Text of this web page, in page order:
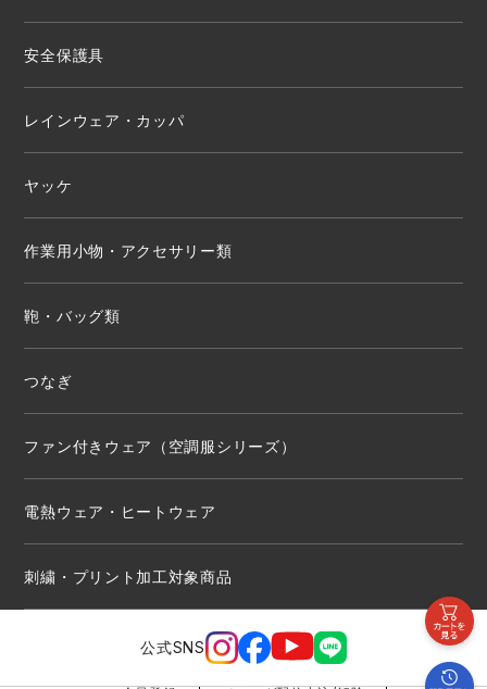
安全保護具
レインウェア・カッパ
ヤッケ
作業用小物・アクセサリー類
鞄・バッグ類
つなぎ
ファン付きウェア（空調服シリーズ）
電熱ウェア・ヒートウェア
刺繍・プリント加工対象商品
公式SNS